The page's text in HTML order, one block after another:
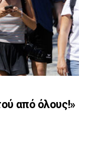
από όλους!»